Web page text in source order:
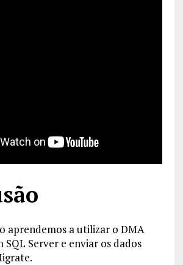
aprendemos a utilizar o DMA
SQL Server e enviar os dados